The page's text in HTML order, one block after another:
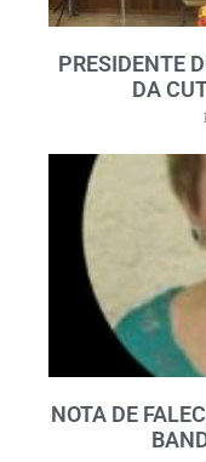
PRESIDENTE
DA
NOTA DE